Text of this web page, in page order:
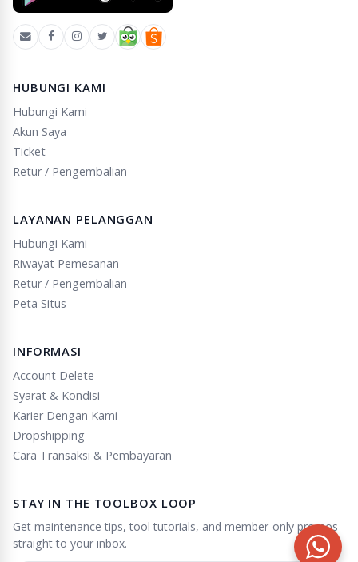
HUBUNGI KAMI
Hubungi Kami
Akun Saya
Ticket
Retur / Pengembalian
LAYANAN PELANGGAN
Hubungi Kami
Riwayat Pemesanan
Retur / Pengembalian
Peta Situs
INFORMASI
Account Delete
Syarat & Kondisi
Karier Dengan Kami
Dropshipping
Cara Transaksi & Pembayaran
STAY IN THE TOOLBOX LOOP
Get maintenance tips, tool tutorials, and member-only promos
straight to your inbox.